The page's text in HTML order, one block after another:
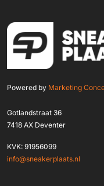
Powered by Marketing
Gotlandstraat 36
7418 AX Deventer
KVK: 91956099
info@sneakerplaats.nl